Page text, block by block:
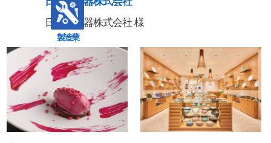
製造業
日比野陶器株式会社 様